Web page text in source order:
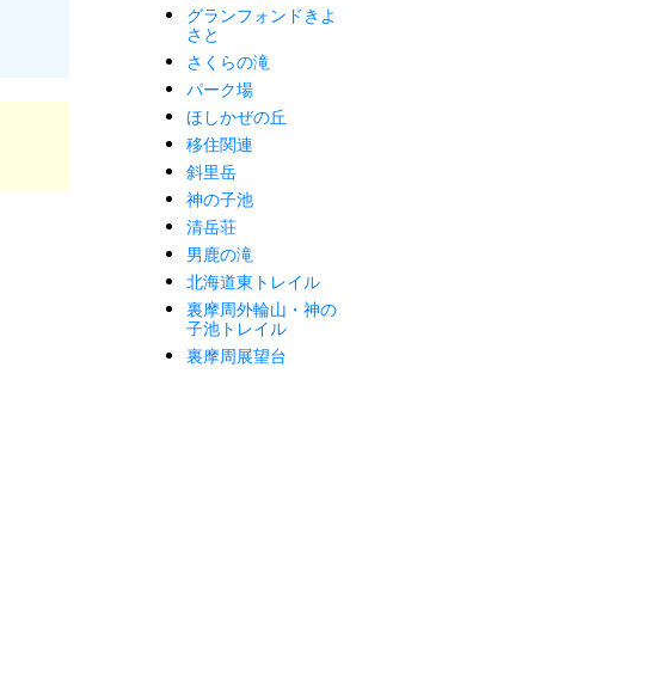
グランフォンドきよ
さと
さくらの滝
パーク場
ほしかぜの丘
移住関連
斜里岳
神の子池
清岳荘
男鹿の滝
北海道東トレイル
裏摩周外輪山・神の
子池トレイル
裏摩周展望台